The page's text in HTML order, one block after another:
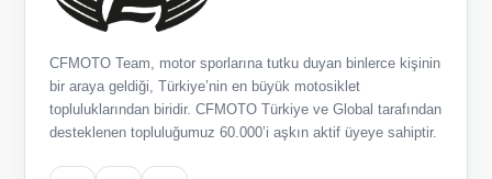
CFMOTO Team, motor sporlarına tutku duyan binlerce kişinin
bir araya geldiği, Türkiye’nin en büyük motosiklet
topluluklarından biridir. CFMOTO Türkiye ve Global tarafından
desteklenen topluluğumuz 60.000’i aşkın aktif üyeye sahiptir.